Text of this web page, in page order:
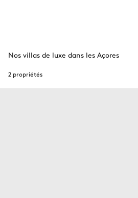
2 propriétés
Nos villas de luxe dans les Açores